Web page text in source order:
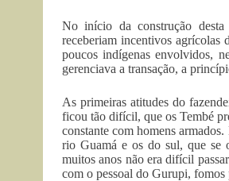
No início da construção desta
receberiam incentivos agrícolas
poucos indígenas envolvidos,
gerenciava a transação, a
As primeiras atitudes do
ficou tão difícil, que os Tembé
constante com homens
rio Guamá e os do sul, que se
muitos anos não era difícil
com o pessoal do Gurupi,